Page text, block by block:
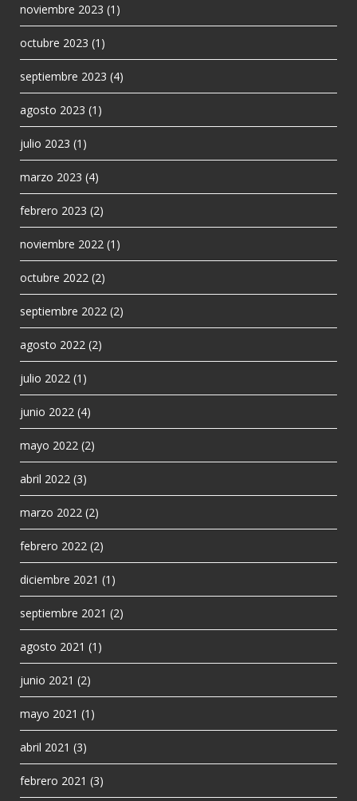
noviembre 2023 (1)
octubre 2023 (1)
septiembre 2023 (4)
agosto 2023 (1)
julio 2023 (1)
marzo 2023 (4)
febrero 2023 (2)
noviembre 2022 (1)
octubre 2022 (2)
septiembre 2022 (2)
agosto 2022 (2)
julio 2022 (1)
junio 2022 (4)
mayo 2022 (2)
abril 2022 (3)
marzo 2022 (2)
febrero 2022 (2)
diciembre 2021 (1)
septiembre 2021 (2)
agosto 2021 (1)
junio 2021 (2)
mayo 2021 (1)
abril 2021 (3)
febrero 2021 (3)